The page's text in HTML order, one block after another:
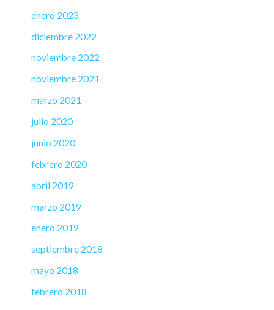
enero 2023
diciembre 2022
noviembre 2022
noviembre 2021
marzo 2021
julio 2020
junio 2020
febrero 2020
abril 2019
marzo 2019
enero 2019
septiembre 2018
mayo 2018
febrero 2018